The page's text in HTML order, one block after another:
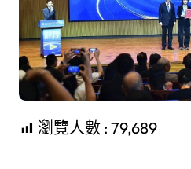
瀏覽人數 : 79,689